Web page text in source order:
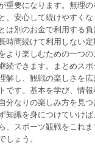
重要になります。無理
、安心して続けやすく
は別のお金で利用する
時間続けて利用しない
より楽しむための一つ
続できます。まとめス
解し、観戦の楽しさを
です。基本を学び、情
分なりの楽しみ方を見つ
知識を身につけていけ
、スポーツ観戦をこれ
しょう。